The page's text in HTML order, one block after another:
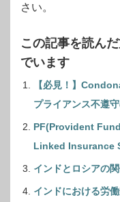
さい。
この記事を読ん
でいます
【必見！】
プライアンス不遵
PF(Provident
Linked Insurance
インドとロシアの
インドにおける労